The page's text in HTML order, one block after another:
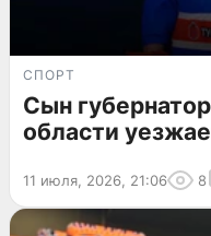
СПОРТ
Сын
области
11 июля, 2026, 21:06 8